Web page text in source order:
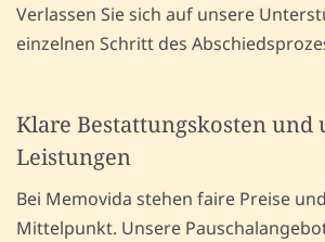
Verlassen Sie sich auf unsere
einzelnen Schritt des
Klare Bestattungskosten und
Leistungen
Bei Memovida stehen faire Preise
Mittelpunkt. Unsere